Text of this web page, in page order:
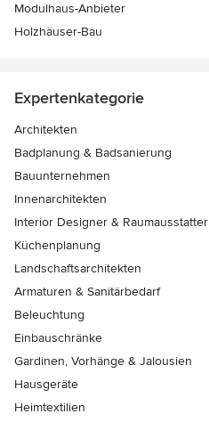
Modulhaus-Anbieter
Holzhäuser-Bau
Expertenkategorie
Architekten
Badplanung & Badsanierung
Bauunternehmen
Innenarchitekten
Interior Designer & Raumausstatter
Küchenplanung
Landschaftsarchitekten
Armaturen & Sanitärbedarf
Beleuchtung
Einbauschränke
Gardinen, Vorhänge & Jalousien
Hausgeräte
Heimtextilien